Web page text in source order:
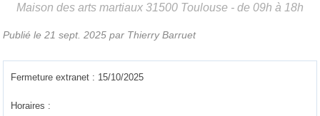
Maison des arts martiaux 31500 Toulouse - de 09h à 18h
Publié le 21 sept. 2025 par Thierry Barruet
Fermeture extranet : 15/10/2025
Horaires :